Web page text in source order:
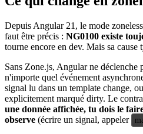
Depuis Angular 21, le mode
faut être précis : NG0100 existe
tourne encore en dev. Mais sa cause
Sans Zone.js, Angular ne déclenche
n'importe quel événement
signal lu dans un template change,
explicitement marqué dirty. Le
une donnée affichée, tu dois le
observe (écrire un signal, appeler